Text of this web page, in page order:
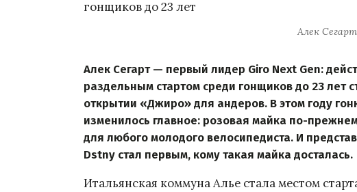
Алек Сегарт
Алек Сегарт — первый лидер Giro Next Gen:
раздельным стартом среди гонщиков до 23 лет
открытии «Джиро» для андеров. В этом году
изменилось главное: розовая майка по-
для любого молодого велосипедиста. И
Dstny стал первым, кому такая майка досталась.
Итальянская коммуна Алье стала местом